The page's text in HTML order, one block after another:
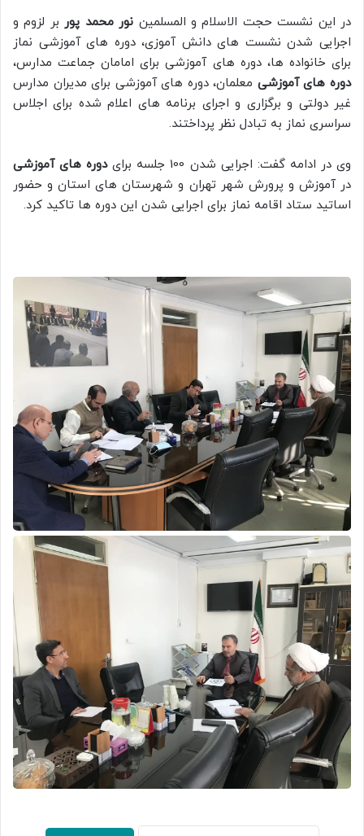
در این نشست حجت الاسلام و المسلمین نور محمد پور بر لزوم و
اجرایی شدن نشست های دانش آموزی، دوره های آموزشی نماز
برای خانواده ها، دوره های آموزشی برای امامان جماعت مدارس،
دوره های آموزشی معلمان، دوره های آموزشی برای مدیران مدارس
غیر دولتی و برگزاری و اجرای برنامه های اعلام شده برای اجلاس
سراسری نماز به تبادل نظر پرداختند.
وی در ادامه گفت: اجرایی شدن 100 جلسه برای
دوره های آموزشی
در آموزش و پرورش شهر تهران و شهرستان های استان و حضور
اساتید ستاد اقامه نماز برای اجرایی شدن این دوره ها تاکید کرد.